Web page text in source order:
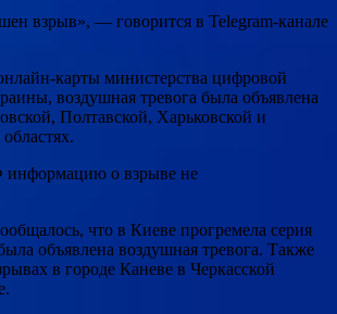
взрыв», — говорится в Telegram-канале
карты министерства цифровой
воздушная тревога была объявлена
Полтавской, Харьковской и
о взрыве не
что в Киеве прогремела серия
объявлена воздушная тревога. Также
в городе Каневе в Черкасской